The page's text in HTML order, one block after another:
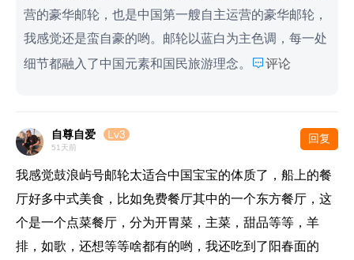
营的豪华邮轮，也是中国第一艘自主运营的豪华邮轮，
我感觉还是蛮自豪的哟。邮轮以蓝白为主色调，每一处
细节都融入了中国元素和国民旅游理念。
评论
自尊自爱 Lv3
51天前
回复
我感觉鼓浪屿号邮轮太适合中国宝宝的体质了，船上的餐
厅好多中式美食，比如免费餐厅其中的一个东方餐厅，这
个是一个点菜餐厅，分为开胃菜，主菜，甜品等等，羊
排，如歌，还想等等啥都有的哟，我还吃到了阳春面的